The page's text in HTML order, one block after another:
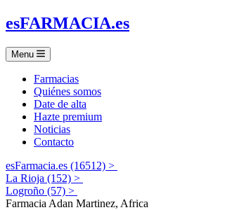
esFARMACIA.es
Menu
Farmacias
Quiénes somos
Date de alta
Hazte premium
Noticias
Contacto
esFarmacia.es (16512) >
La Rioja (152) >
Logroño (57) >
Farmacia Adan Martinez, Africa